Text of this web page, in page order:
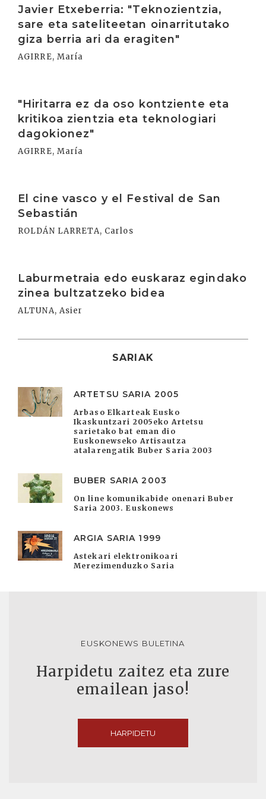
Javier Etxeberria: "Teknozientzia,
sare eta sateliteetan oinarritutako
giza berria ari da eragiten"
AGIRRE, María
"Hiritarra ez da oso kontziente eta
kritikoa zientzia eta teknologiari
dagokionez"
AGIRRE, María
El cine vasco y el Festival de San
Sebastián
ROLDÁN LARRETA, Carlos
Laburmetraia edo euskaraz egindako
zinea bultzatzeko bidea
ALTUNA, Asier
SARIAK
ARTETSU SARIA 2005
Arbaso Elkarteak Eusko
Ikaskuntzari 2005eko Artetsu
sarietako bat eman dio
Euskonewseko Artisautza
atalarengatik Buber Saria 2003
BUBER SARIA 2003
On line komunikabide onenari Buber
Saria 2003. Euskonews
ARGIA SARIA 1999
Astekari elektronikoari
Merezimenduzko Saria
EUSKONEWS BULETINA
Harpidetu zaitez eta zure
emailean jaso!
HARPIDETU